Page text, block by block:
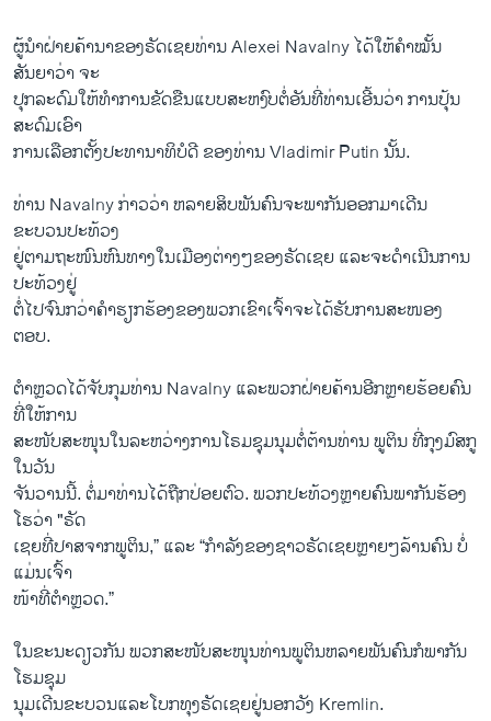
ລາຍການກະຈາຍສຽງ
ລາຍງານ
ຕິດຕາມພວກເຮົາ ທີ່
ຜູ້​ນໍາ​ຝ່າຍ​ຄ້ານາຂອງຣັດ​ເຊຍທ່ານ Alexei Navalny ​ໄດ້ໃຫ້​ຄຳ​ໝັ້ນ
ສັນຍາ​ວ່າ ຈະ
ປຸກລະດົມໃຫ້​ທຳ​ການຂັດ​ຂືນ​ແບບ​ສະຫງົບຕໍ່​ອັນ​ທີ່​ທ່ານເອີ້ນວ່າ ການ​ປຸ້ນ
ສະດົມເອົາ​
ການ​ເລືອກ​ຕັ້ງປະທານາທິບໍດີ​ ຂອງທ່ານ Vladimir Putin ນັ້ນ.
ທ່ານ Navalny ກ່າວ​ວ່າ ຫລາຍ​ສິບ​ພັນ​ຄົນ​ຈະ​ພາກັນ​ອອກ​ມາ​ເດີນ​
ຂະບວນປະ​ທ້ວງ
ຢູ່​ຕາມຖະໜົນ​ຫົນ​ທາງໃນ​ເມືອງຕ່າງໆຂອງຣັດ​ເຊຍ ​ແລະ​ຈະ​ດໍາ​ເນີ​ນການ​
ປະ​ທ້ວງ​ຢູ່
ຕໍ່​ໄປ​ຈົນ​ກວ່າ​ຄຳ​ຮຽກຮ້ອງ​ຂອງ​ພວກເຂົາ​ເຈົ້າ​ຈະ​ໄດ້​ຮັບ​ການ​ສະໜອງ​
ຕອບ.
ຕຳຫຼວດ​ໄດ້​ຈັບ​ກຸມທ່ານ Navalny ​ແລະ​ພວກ​ຝ່າຍ​ຄ້ານອີກ​ຫຼ​າຍຮ້ອຍ​ຄົນ​
ທີ່​ໃຫ້ການ
ສະໜັບສະໜຸນ​ໃນ​ລະຫວ່າງ​ການ​ໂຣມຊຸມນຸມຕໍ່​ຕ້ານທ່ານ ພູ​ຕິນ ທີ່​ກຸ​ງມົສກູ
ໃນ​ວັນ
ຈັນວານ​ນີ້. ຕໍ່​ມາທ່ານ​ໄດ້​ຖື​ກປ່ອຍ​ຕົວ​. ພວກ​ປະ​ທ້ວງ​ຫຼາຍ​ຄົນ​ພາກັນ​ຮ້ອງ​
ໂຮ​ວ່າ "ຣັດ
ເຊຍ​ທີ່ປາສຈາກພູ​ຕິນ,” ​ແລະ ​“ກຳລັງ​ຂອງ​ຊາວຣັດ​ເຊຍ​ຫຼາຍໆລ້ານຄົນ ບໍ່​
ແມ່ນ​ເຈົ້າ​
ໜ້າ​ທີ່ຕຳຫຼວດ​.”
ໃນ​ຂະນະ​ດຽວ​ກັນ ພວກ​ສະໜັບສະໜຸນທ່ານພູ​ຕິນຫລາຍ​ພັນ​ຄົນກໍພາກັນ​
ໂຮມ​ຊຸມ
ນຸມ​ເດີນ​ຂະ​ບວນແລະ​ໂບກທຸງຣັດ​ເຊຍ​ຢູ່​ນອກວັງ Kremlin​.